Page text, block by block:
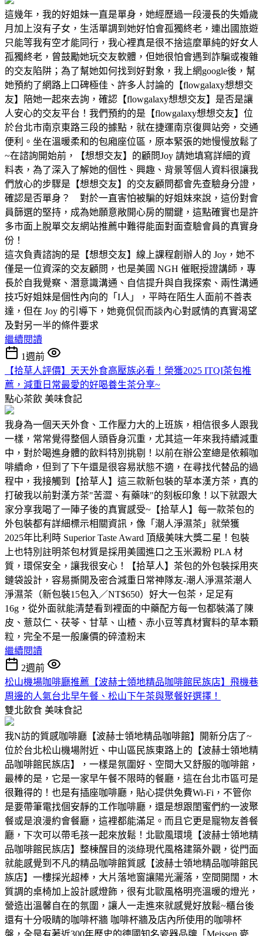
這幾年，我的好姐妹一直是單身，她經歷過一段漫長的失婚歲
月加上沒有子女，生活單調到她好怕會孤獨終老，連出國旅遊
只能等我有空才能同行，我心裡真是很不捨這麼單純的好女人
孤獨終老，曾鼓勵她玩交友軟體，但她很怕會遇到詐騙或複雜
的交友陷阱；為了幫她如何找到好對象，我上網google後，幫
她預約了網路上口碑極佳、許多人討論的【flowgalaxy想想交
友】陪她一起來去詢，確認【flowgalaxy想想交友】是否是讓
人安心的交友平台！我們預約的是【flowgalaxy想想交友】位
於台北市南京東路三段的據點，就在捷運南京復興站旁，交通
便利。坐在溫暖柔和的包廂座位區，原本緊張的她慢慢放鬆了
~在諮詢開始前，【想想交友】的顧問Joy 請她填寫詳細的資
料表，為了深入了解她的個性、興趣、背景等個人資料很讓我
們放心的步驟是【想想交友】的交友顧問都會先查驗身分證，
確認是否單身？ 對於一直害怕被騙的好姐妹來說，這份對會
員篩選的堅持，成為她願意敞開心房的關鍵，這點確實也是許
多市面上脫單交友網站推薦中難得能面對面查驗會員的真實身
份！
這次負責諮詢的是【想想交友】線上課程創辦人的 Joy，她不
僅是一位資深的交友顧問，也是美國 NGH 催眠授證講師，專
長於自我覺察、潛意識溝通、自信提升與自我探索、兩性溝通
技巧好姐妹是個性內向的「I人」，平時在陌生人面前不善表
達，但在 Joy 的引導下，她竟侃侃而談內心對感情的真實渴望
及對另一半的條件要求
繼續閱讀
1週前
【拾草人評價】天天外食高壓族必看！榮獲2025 ITQI茶包推
薦，減重日常最愛的好喝養生茶分享~
點心茶飲 美味食記
我身為一個天天外食、工作壓力大的上班族，相信很多人跟我
一樣，常常覺得整個人頭昏身沉重，尤其這一年來我持續減重
中，對於喝進身體的飲料特別挑剔！以前在辦公室總是依賴咖
啡續命，但到了下午還是很容易狀態不適，在尋找代替品的過
程中，我接觸到【拾草人】這三款新包裝的草本漢方茶，真的
打破我以前對漢方茶"苦澀、有藥味"的刻板印象！以下就跟大
家分享我喝了一陣子後的真實感受~【拾草人】每一款茶包的
外包裝都有詳細標示相關資訊，像「潮人淨濕茶」就榮獲
2025年比利時 Superior Taste Award 頂級美味大獎二星！包裝
上也特別註明茶包材質是採用美國進口之玉米澱粉 PLA 材
質，環保安全，讓我很安心！【拾草人】茶包的外包裝採用夾
鏈袋設計，容易撕開及密合減重日常神隊友-潮人淨濕茶潮人
淨濕茶（新包裝15包入／NT$650）好大一包茶，足足有
16g，從外面就能清楚看到裡面的中藥配方每一包都裝滿了陳
皮、薏苡仁、茯苓、甘草、山楂、赤小豆等真材實料的草本顆
粒，完全不是一般廉價的碎渣粉末
繼續閱讀
2週前
松山機場咖啡廳推薦【波赫士領地精品咖啡館民族店】飛機巷
周邊的人氣台北早午餐、松山下午茶與聚餐好選擇！
雙北飲食 美味食記
我N訪的質感咖啡廳【波赫士領地精品咖啡館】開新分店了~
位於台北松山機場附近、中山區民族東路上的【波赫士領地精
品咖啡館民族店】，一樣是氛圍好、空間大又舒服的咖啡館，
最棒的是，它是一家早午餐不限時的餐廳，這在台北市區可是
很難得的！也是有插座咖啡廳，貼心提供免費Wi-Fi，不管你
是要帶筆電找個安靜的工作咖啡廳，還是想跟閨蜜們約一波聚
餐或是浪漫約會餐廳，這裡都能滿足。而且它更是寵物友善餐
廳，下次可以帶毛孩一起來放鬆！北歐風環境【波赫士領地精
品咖啡館民族店】整棟醒目的淡綠現代風格建築外觀，從門面
就能感覺到不凡的精品咖啡館質感【波赫士領地精品咖啡館民
族店】一樓採光超棒，大片落地窗讓陽光灑落，空間開闊，木
質調的桌椅加上設計感燈飾，很有北歐風格明亮溫暖的燈光，
營造出溫馨自在的氛圍，讓人一走進來就感覺好放鬆~櫃台後
還有十分吸睛的咖啡杯牆 咖啡杯牆及店內所使用的咖啡杯
盤，全是有著近300年歷史的德國知名瓷器品牌「Meissen 麥